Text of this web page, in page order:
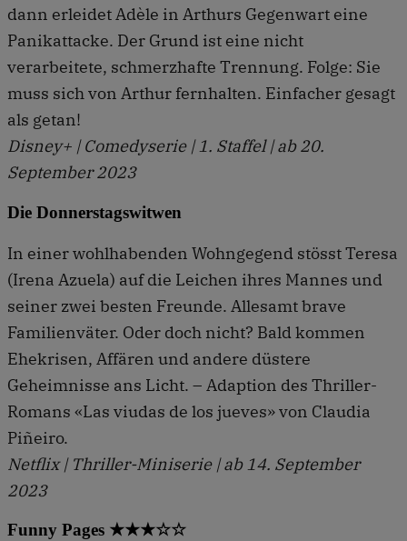
dann erleidet Adèle in Arthurs Gegenwart eine
Panikattacke. Der Grund ist eine nicht
verarbeitete, schmerzhafte Trennung. Folge: Sie
muss sich von Arthur fernhalten. Einfacher gesagt
als getan!
Disney+ | Comedyserie | 1. Staffel | ab 20.
September 2023
Die Donnerstagswitwen
In einer wohlhabenden Wohngegend stösst Teresa
(Irena Azuela) auf die Leichen ihres Mannes und
seiner zwei besten Freunde. Allesamt brave
Familienväter. Oder doch nicht? Bald kommen
Ehekrisen, Affären und andere düstere
Geheimnisse ans Licht. – Adaption des Thriller-
Romans «Las viudas de los jueves» von Claudia
Piñeiro.
Netflix | Thriller-Miniserie | ab 14. September
2023
Funny Pages ★★★☆☆